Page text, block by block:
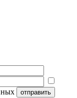
отправить